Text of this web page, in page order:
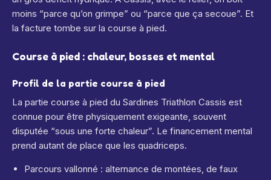
moins “parce qu’on grimpe” ou “parce que ça secoue”. Et
la facture tombe sur la course à pied.
Course à pied : chaleur, bosses et mental
Profil de la partie course à pied
La partie course à pied du Sardines Triathlon Cassis est
connue pour être physiquement exigeante, souvent
disputée “sous une forte chaleur”. Le financement mental
prend autant de place que les quadriceps.
Parcours vallonné : alternance de montées, de faux